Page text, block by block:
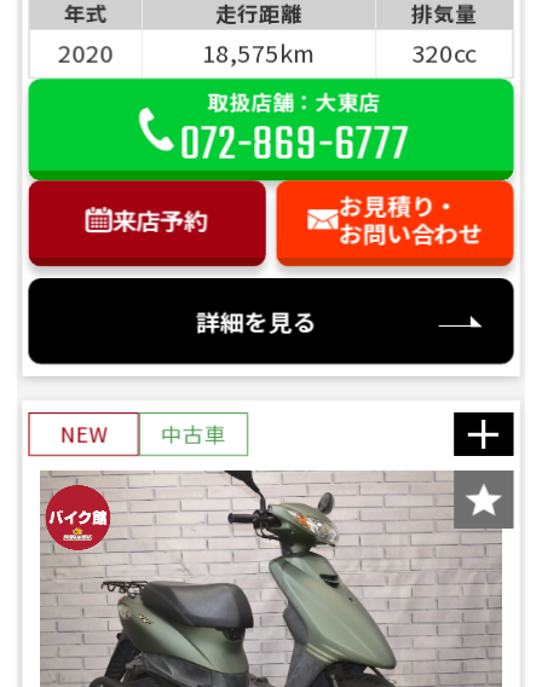
年式 走行距離 排気量
2020 18,575km 320cc
取扱店舗：大東店
072-869-6777
来店予約
お見積り・
お問い合わせ
詳細を見る
NEW 中古車